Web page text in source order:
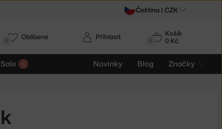
0
Košík
0 Kč
Novinky Blog Značky
Přihlásit
0 Oblíbené
Čeština | CZK